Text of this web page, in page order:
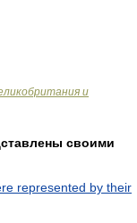
и
своими
represented by their